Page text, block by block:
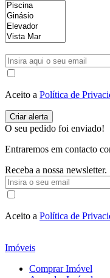
Aceito a Política de
O seu pedido foi enviado!
Entraremos em contacto
Receba a nossa newsletter.
Aceito a Política de
Imóveis
Comprar Imóvel